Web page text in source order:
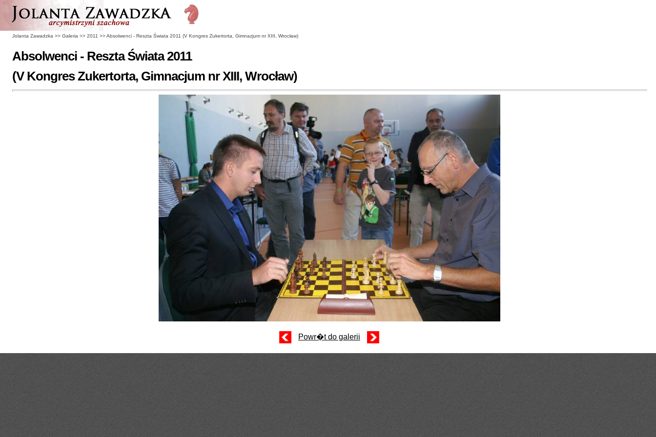
Jolanta Zawadzka >> Galeria >> 2011 >>Absolwenci - Reszta Świata 2011 (V Kongres Zukertorta, Gimnazjum nr XIII, Wrocław)
Absolwenci - Reszta Świata 2011
(V Kongres Zukertorta, Gimnacjum nr XIII, Wrocław)
Powr�t do galerii